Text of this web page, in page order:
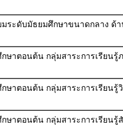
มระดับมัธยมศึกษาขนาดกลาง ด้
ษาตอนต้น กลุ่มสาระการเรียนรู้
ษาตอนต้น กลุ่มสาระการเรียนรู้
ษาตอนต้น กลุ่มสาระการเรียนรู้